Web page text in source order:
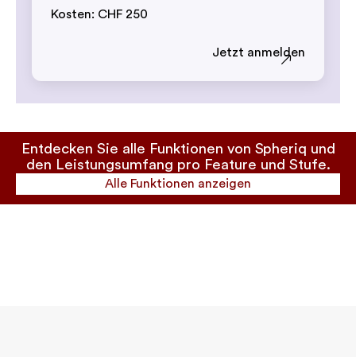
Kosten: CHF 250
Jetzt anmelden
Entdecken Sie alle Funktionen von Spheriq und
den Leistungsumfang pro Feature und Stufe.
Alle Funktionen anzeigen